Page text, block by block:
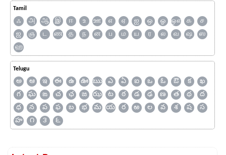
Tamil
ஃ அ ஆ இ ஈ உ ஊ எ ஏ ஐ ஒ ஓ ஔ க
ச
ஜ
ஞ ட ண த ந ன ப ம ய ர ல வ ஷ
ஸ
ஹ
Telugu
అ ఆ ఇ ఈ ఉ ఊ ఋ ఎ ఏ ఐ ఒ ఓ ఔ క
ఖ
గ
ఘ ఙ చ ఛ జ ఝ ట ఠ డ ఢ ణ త థ
ద
ధ
న ప ఫ బ భ మ య ర ఱ ల వ శ ష
స
హ
౧ ౩ ౬